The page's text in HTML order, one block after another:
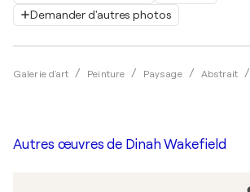
Demander d'autres photos
Galerie d'art Peinture Paysage Abstrait
Autres œuvres de Dinah Wakefield